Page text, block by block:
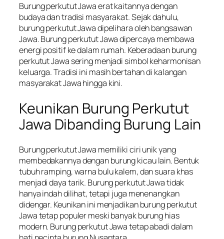
Burung perkutut Jawa erat kaitannya dengan
budaya dan tradisi masyarakat. Sejak dahulu,
burung perkutut Jawa dipelihara oleh bangsawan
Jawa. Burung perkutut Jawa dipercaya membawa
energi positif ke dalam rumah. Keberadaan burung
perkutut Jawa sering menjadi simbol keharmonisan
keluarga. Tradisi ini masih bertahan di kalangan
masyarakat Jawa hingga kini.
Keunikan Burung Perkutut
Jawa Dibanding Burung Lain
Burung perkutut Jawa memiliki ciri unik yang
membedakannya dengan burung kicau lain. Bentuk
tubuh ramping, warna bulu kalem, dan suara khas
menjadi daya tarik. Burung perkutut Jawa tidak
hanya indah dilihat, tetapi juga menenangkan
didengar. Keunikan ini menjadikan burung perkutut
Jawa tetap populer meski banyak burung hias
modern. Burung perkutut Jawa tetap abadi dalam